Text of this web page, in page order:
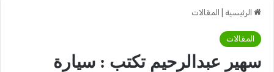
الرئيسية المقالات
المقالات
سهير عبدالرحيم تكتب : سيارة